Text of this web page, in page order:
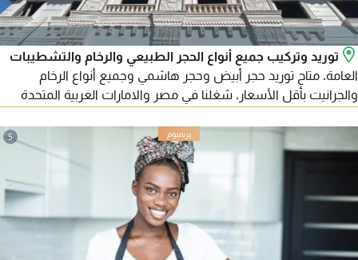
توريد وتركيب جميع أنواع الحجر الطبيعي والرخام والتشطيبات
العامة. متاح توريد حجر أبيض وحجر هاشمي وجميع أنواع الرخام
والجرانيت بأقل الأسعار. شغلنا في مصر والامارات العربية المتحدة
5